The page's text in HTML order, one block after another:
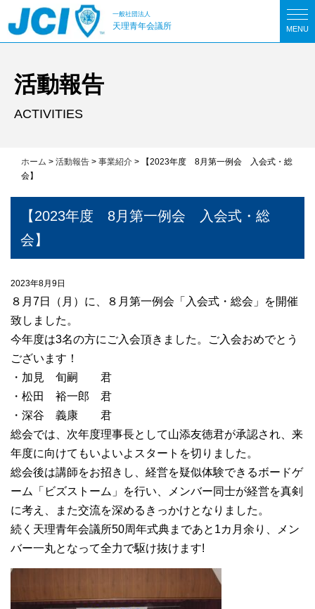
MENU
一般社団法人
天理青年会議所
活動報告
ACTIVITIES
ホーム > 活動報告 > 事業紹介 >
【2023年度 8月第一例会 入会式・総
会】
【2023年度 8月第一例会 入会式・総
会】
2023年8月9日
８月7日（月）に、８月第一例会「入会式・総会」を開催
致しました。
今年度は3名の方にご入会頂きました。ご入会おめでとう
ございます！
・加見 旬嗣 君
・松田 裕一郎 君
・深谷 義康 君
総会では、次年度理事長として山添友徳君が承認され、来
年度に向けてもいよいよスタートを切りました。
総会後は講師をお招きし、経営を疑似体験できるボードゲ
ーム「ビズストーム」を行い、メンバー同士が経営を真剣
に考え、また交流を深めるきっかけとなりました。
続く天理青年会議所50周年式典まであと1カ月余り、メン
バー一丸となって全力で駆け抜けます!